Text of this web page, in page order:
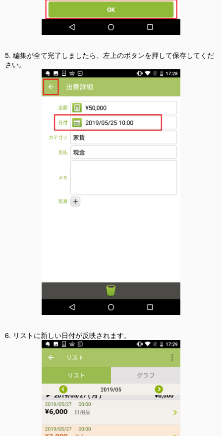
5. 編集が全て完了しましたら、左上のボタンを押して保存してくだ
さい。
6. リストに新しい日付が反映されます。